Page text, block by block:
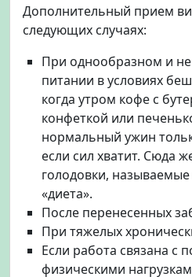
Дополнительный прием
следующих случаях:
При однообразном и
питании в условиях
когда утром кофе с
конфеткой или
нормальный ужин
если сил хватит. Сюда
голодовки,
«диета».
После перенесенных
При тяжелых
Если работа связана
физическими